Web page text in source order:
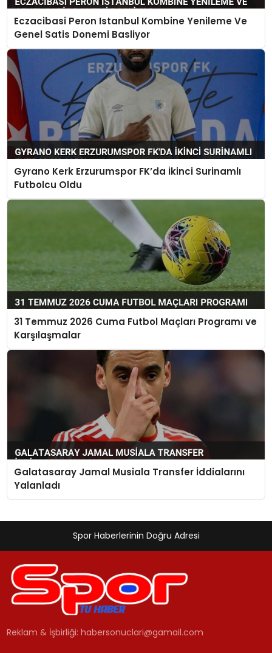
Eczacibasi Peron Istanbul Kombine Yenileme Ve
Genel Satis Donemi Basliyor
Gyrano Kerk Erzurumspor FK’da İkinci Surinamlı
Futbolcu Oldu
31 Temmuz 2026 Cuma Futbol Maçları Programı ve
Karşılaşmalar
Galatasaray Jamal Musiala Transfer İddialarını
Yalanladı
Spor Haberlerinin Doğru Adresi
Reklam & İşbirliği:habersonuclari@gamail.com